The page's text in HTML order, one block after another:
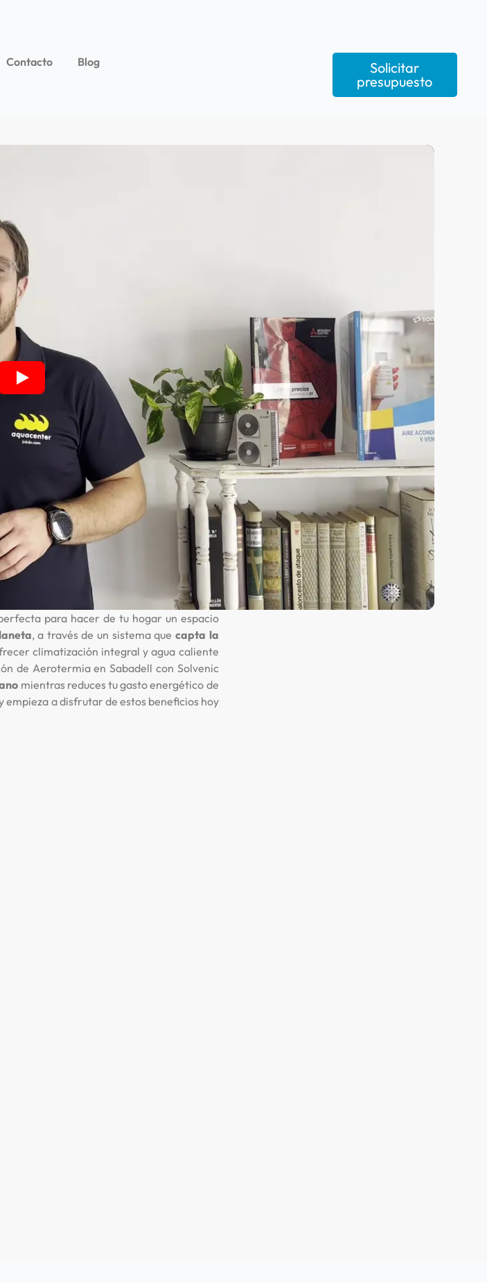
Contacto Blog
Solicitar
presupuesto
para hacer de tu hogar un espacio
, a través de un sistema quecapta la
climatización integral y agua caliente
de Aerotermia en Sabadell con Solvenic
mientras reduces tu gasto energético de
empieza a disfrutar de estos beneficios hoy